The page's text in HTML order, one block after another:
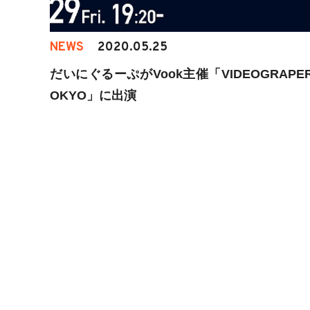
NEWS 2020.05.25
だいにぐるーぷがVook主催「
OKYO」に出演